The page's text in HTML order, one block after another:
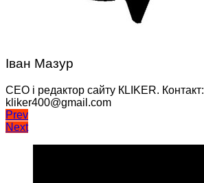
Іван Мазур
CEO і редактор сайту КLIKER. Контакт:
kliker400@gmail.com
Навігація
записів
Prev
Next